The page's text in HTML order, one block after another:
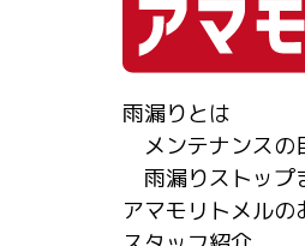
雨漏りとは
メンテナンスの
雨漏りストップ
アマモリトメルの